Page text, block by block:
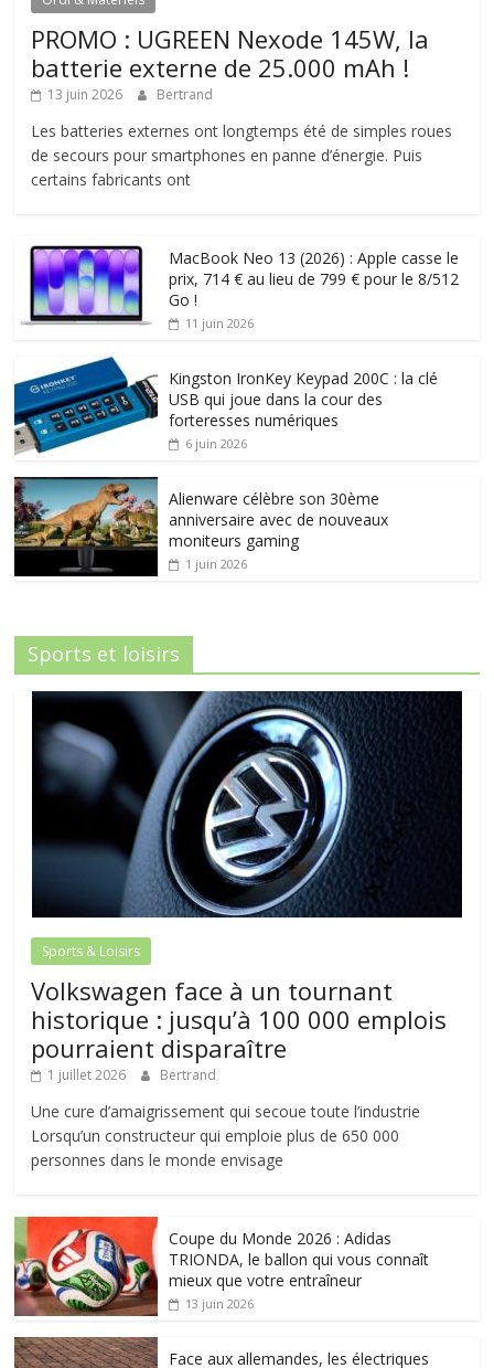
PROMO : UGREEN Nexode 145W, la
batterie externe de 25.000 mAh !
13 juin 2026 Bertrand
Les batteries externes ont longtemps été de simples roues
de secours pour smartphones en panne d’énergie. Puis
certains fabricants ont
MacBook Neo 13 (2026) : Apple casse le
prix, 714 € au lieu de 799 € pour le 8/512
Go !
11 juin 2026
Kingston IronKey Keypad 200C : la clé
USB qui joue dans la cour des
forteresses numériques
6 juin 2026
Alienware célèbre son 30ème
anniversaire avec de nouveaux
moniteurs gaming
1 juin 2026
Sports et loisirs
Sports & Loisirs
Volkswagen face à un tournant
historique : jusqu’à 100 000 emplois
pourraient disparaître
1 juillet 2026 Bertrand
Une cure d’amaigrissement qui secoue toute l’industrie
Lorsqu’un constructeur qui emploie plus de 650 000
personnes dans le monde envisage
Coupe du Monde 2026 : Adidas
TRIONDA, le ballon qui vous connaît
mieux que votre entraîneur
13 juin 2026
Face aux allemandes, les électriques